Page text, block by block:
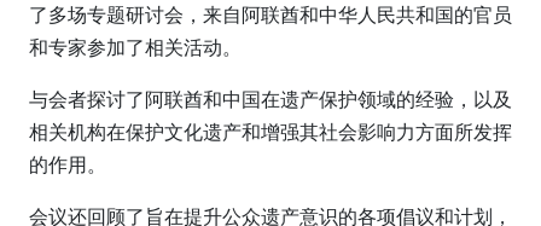
了多场专题研讨会，来自阿联酋和中华人民共和国的官员
和专家参加了相关活动。
与会者探讨了阿联酋和中国在遗产保护领域的经验，以及
相关机构在保护文化遗产和增强其社会影响力方面所发挥
的作用。
会议还回顾了旨在提升公众遗产意识的各项倡议和计划，